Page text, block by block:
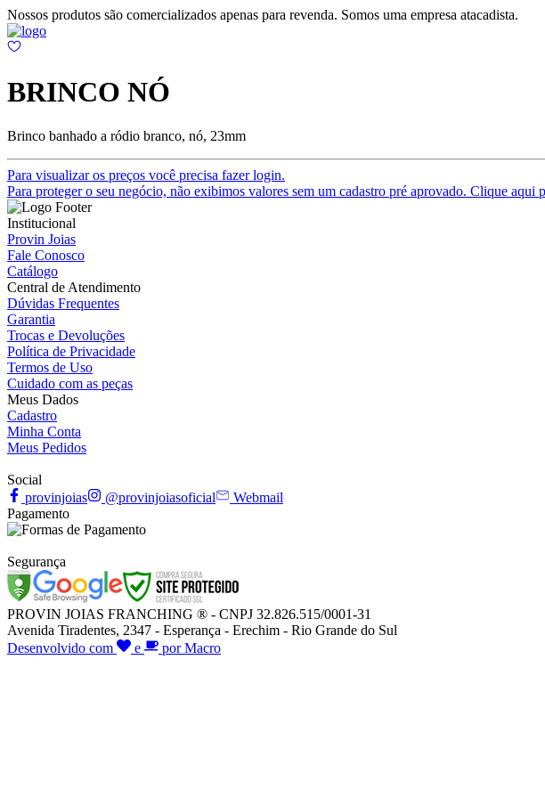
Nossos produtos são comercializados apenas para revenda. Somos uma empresa atacadista.
BRINCO NÓ
Brinco banhado a ródio branco, nó, 23mm
Para visualizar os preços você precisa fazer login.
Para proteger o seu negócio, não exibimos valores sem um cadastro pré aprovado. Clique aqui
Institucional
Provin Joias
Fale Conosco
Catálogo
Central de Atendimento
Dúvidas Frequentes
Garantia
Trocas e Devoluções
Política de Privacidade
Termos de Uso
Cuidado com as peças
Meus Dados
Cadastro
Minha Conta
Meus Pedidos
Social
provinjoias
@provinjoiasoficial
Webmail
Pagamento
Segurança
PROVIN JOIAS FRANCHING ® - CNPJ 32.826.515/0001-31
Avenida Tiradentes, 2347 - Esperança - Erechim - Rio Grande do Sul
Desenvolvido com
e por Macro